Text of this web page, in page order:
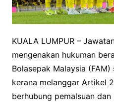
KUALA LUMPUR –
mengenakan hukuman
Bolasepak Malaysia
kerana melanggar Artikel
berhubung pemalsuan